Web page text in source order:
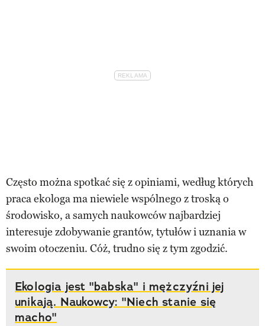
Często można spotkać się z opiniami, według których
praca ekologa ma niewiele wspólnego z troską o
środowisko, a samych naukowców najbardziej
interesuje zdobywanie grantów, tytułów i uznania w
swoim otoczeniu. Cóż, trudno się z tym zgodzić.
Ekologia jest "babska" i mężczyźni jej
unikają. Naukowcy: "Niech stanie się
macho"